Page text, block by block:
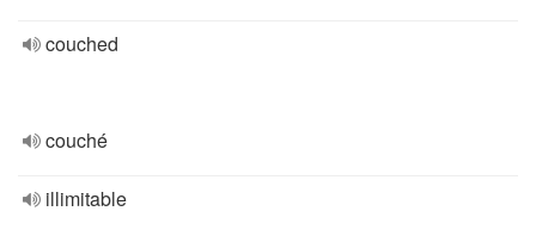
couched
couché
illimitable